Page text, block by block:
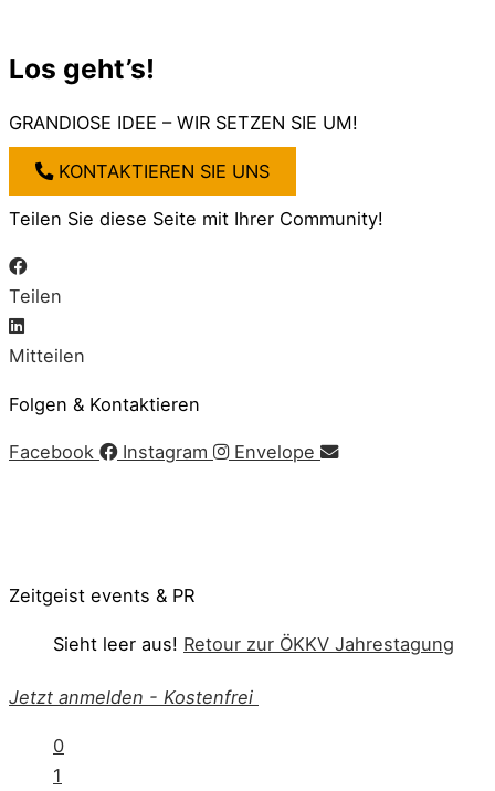
Los geht’s!
GRANDIOSE IDEE – WIR SETZEN SIE UM!
KONTAKTIEREN SIE UNS
Teilen Sie diese Seite mit Ihrer Community!
Teilen
Mitteilen
Folgen & Kontaktieren
Facebook Instagram Envelope
Zeitgeist events & PR
Sieht leer aus! Retour zur ÖKKV Jahrestagung
Jetzt anmelden - Kostenfrei
0
1